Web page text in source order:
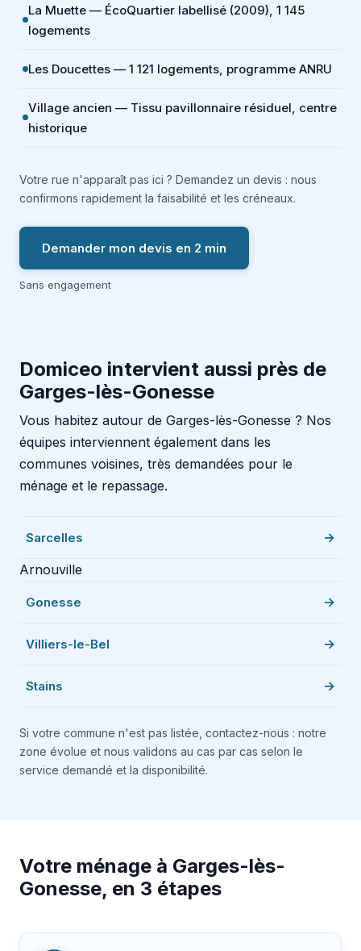
La Muette — ÉcoQuartier labellisé (2009), 1 145
logements
Les Doucettes — 1 121 logements, programme ANRU
Village ancien — Tissu pavillonnaire résiduel, centre
historique
Votre rue n'apparaît pas ici ? Demandez un devis : nous
confirmons rapidement la faisabilité et les créneaux.
Demander mon devis en 2 min
Sans engagement
Domiceo intervient aussi près de
Garges-lès-Gonesse
Vous habitez autour de Garges-lès-Gonesse ? Nos
équipes interviennent également dans les
communes voisines, très demandées pour le
ménage et le repassage.
Sarcelles
Arnouville
Gonesse
Villiers-le-Bel
Stains
Si votre commune n'est pas listée, contactez-nous : notre
zone évolue et nous validons au cas par cas selon le
service demandé et la disponibilité.
Votre ménage à Garges-lès-
Gonesse, en 3 étapes